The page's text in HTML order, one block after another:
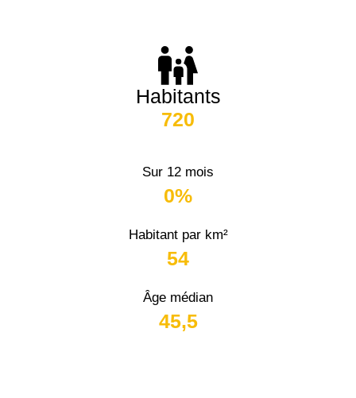
Habitants
720
Sur 12 mois
0%
Habitant par km²
54
Âge médian
45,5